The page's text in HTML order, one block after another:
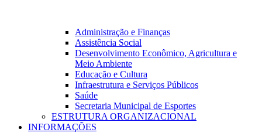
Administração e Finanças
Assistência Social
Desenvolvimento Econômico, Agricultura e
Meio Ambiente
Educação e Cultura
Infraestrutura e Serviços Públicos
Saúde
Secretaria Municipal de Esportes
ESTRUTURA ORGANIZACIONAL
INFORMAÇÕES